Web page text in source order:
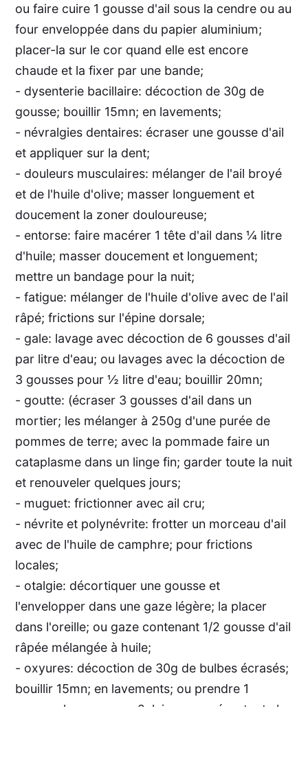
ou faire cuire 1 gousse d'ail sous la cendre ou au
four enveloppée dans du papier aluminium;
placer-la sur le cor quand elle est encore
chaude et la fixer par une bande;
- dysenterie bacillaire: décoction de 30g de
gousse; bouillir 15mn; en lavements;
- névralgies dentaires: écraser une gousse d'ail
et appliquer sur la dent;
- douleurs musculaires: mélanger de l'ail broyé
et de l'huile d'olive; masser longuement et
doucement la zoner douloureuse;
- entorse: faire macérer 1 tête d'ail dans ¼ litre
d'huile; masser doucement et longuement;
mettre un bandage pour la nuit;
- fatigue: mélanger de l'huile d'olive avec de l'ail
râpé; frictions sur l'épine dorsale;
- gale: lavage avec décoction de 6 gousses d'ail
par litre d'eau; ou lavages avec la décoction de
3 gousses pour ½ litre d'eau; bouillir 20mn;
- goutte: (écraser 3 gousses d'ail dans un
mortier; les mélanger à 250g d'une purée de
pommes de terre; avec la pommade faire un
cataplasme dans un linge fin; garder toute la nuit
et renouveler quelques jours;
- muguet: frictionner avec ail cru;
- névrite et polynévrite: frotter un morceau d'ail
avec de l'huile de camphre; pour frictions
locales;
- otalgie: décortiquer une gousse et
l'envelopper dans une gaze légère; la placer
dans l'oreille; ou gaze contenant 1/2 gousse d'ail
râpée mélangée à huile;
- oxyures: décoction de 30g de bulbes écrasés;
bouillir 15mn; en lavements; ou prendre 1
gousse, la couper en 2, laisser macérer toute la